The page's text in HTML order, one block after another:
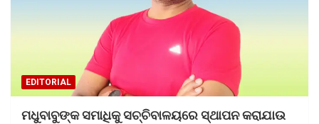
EDITORIAL
ମଧୁବାବୁଙ୍କ ସମାଧିକୁ ସଚ୍ଚିବାଳୟରେ ସ୍ଥାପନ କରାଯାଉ